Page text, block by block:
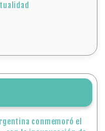
conmemoró el